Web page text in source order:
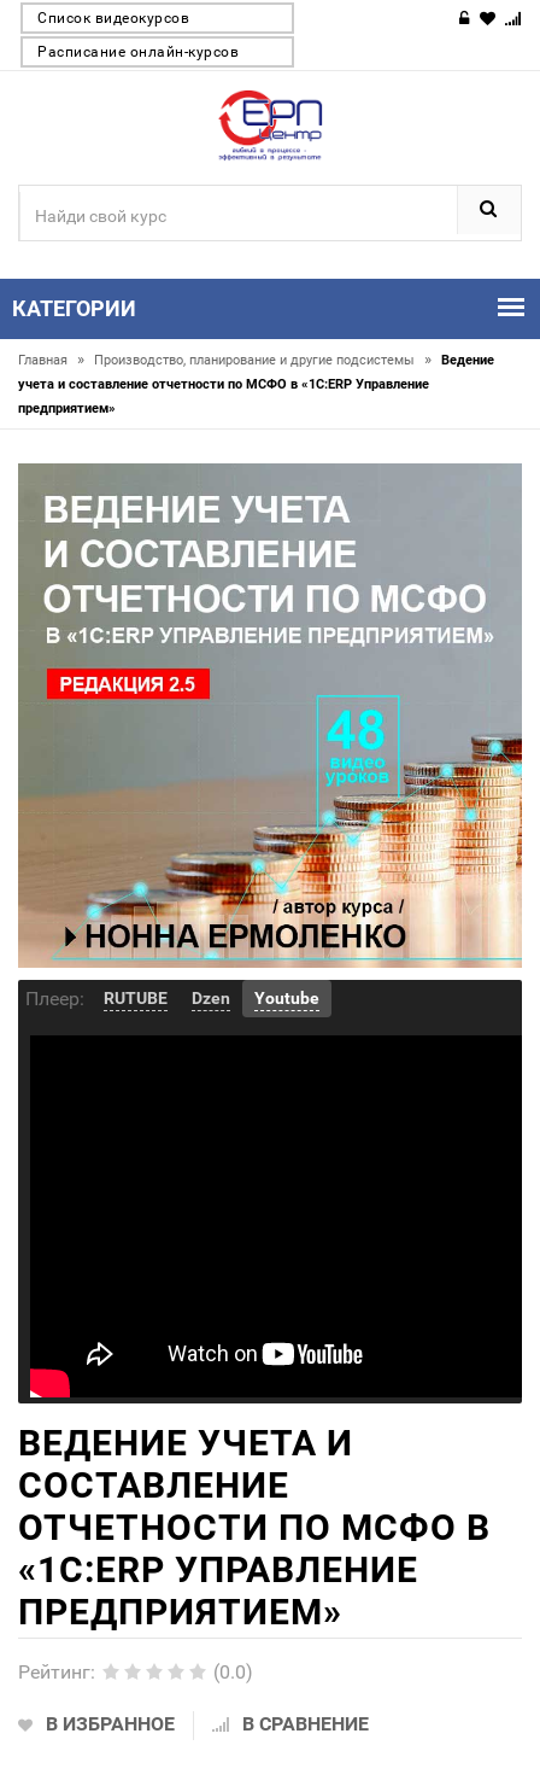
Список видеокурсов
Расписание онлайн-курсов
КАТЕГОРИИ
Главная » Производство, планирование и другие подсистемы »
Ведение
учета и составление отчетности по МСФО в «1С:ERP Управление
предприятием»
Плеер: RUTUBE Dzen Youtube
ВЕДЕНИЕ УЧЕТА И
СОСТАВЛЕНИЕ
ОТЧЕТНОСТИ ПО МСФО В
«1С:ERP УПРАВЛЕНИЕ
ПРЕДПРИЯТИЕМ»
Рейтинг: (0.0)
В ИЗБРАННОЕ В СРАВНЕНИЕ